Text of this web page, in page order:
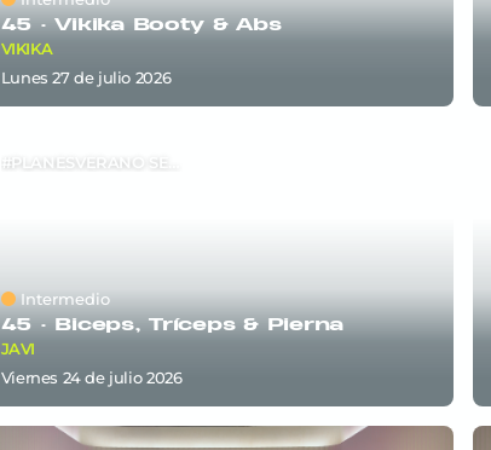
45 ·Vikika Booty & Abs
VIKIKA
lunes 27de julio 2026
Intermedio
45 · Biceps, Tríceps & Pierna
JAVI
viernes 24de julio 2026